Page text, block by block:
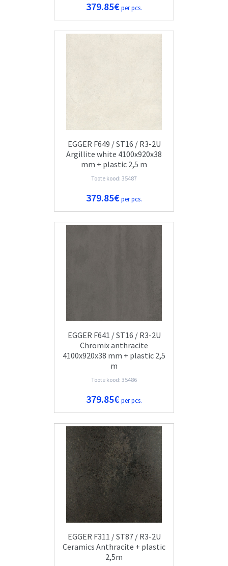
379.85€per pcs.
EGGER F649 / ST16 / R3-2U
Argillite white 4100x920x38
mm + plastic 2,5 m
Toote kood: 35487
379.85€per pcs.
EGGER F641 / ST16 / R3-2U
Chromix anthracite
4100x920x38 mm + plastic 2,5
m
Toote kood: 35486
379.85€per pcs.
EGGER F311 / ST87 / R3-2U
Ceramics Anthracite + plastic
2,5m